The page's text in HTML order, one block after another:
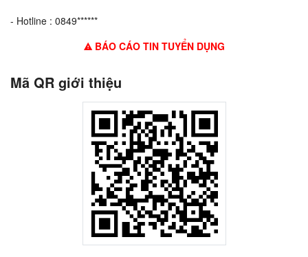
- Hotline : 0849******
BÁO CÁO TIN TUYỂN DỤNG
Mã QR giới thiệu